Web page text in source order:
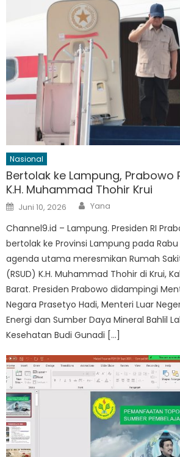
Nasional
Bertolak ke Lampung, Prabowo
K.H. Muhammad Thohir Krui
Posted
on
Juni 10, 2026 Author
Yana
Channel9.id – Lampung. Presiden RI
bertolak ke Provinsi Lampung pada
agenda utama meresmikan Rumah
(RSUD) K.H. Muhammad Thohir di Krui,
Barat. Presiden Prabowo didampingi
Negara Prasetyo Hadi, Menteri Luar
Energi dan Sumber Daya Mineral Bahlil
Kesehatan Budi Gunadi […]